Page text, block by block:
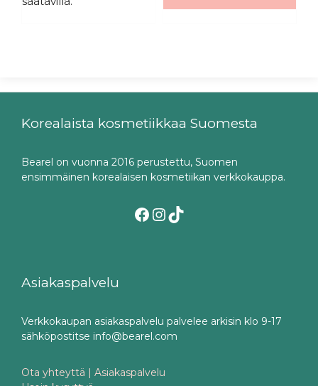
Korealaista kosmetiikkaa Suomesta
Bearel on vuonna 2016 perustettu, Suomen
ensimmäinen korealaisen kosmetiikan verkkokauppa.
Facebook
Instagram
TikTok
Asiakaspalvelu
Verkkokaupan asiakaspalvelu palvelee arkisin klo 9-17
sähköpostitse info@bearel.com
Ota yhteyttä | Asiakaspalvelu